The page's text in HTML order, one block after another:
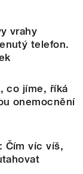
vrahy
telefon.
co jíme, říká
onemocnění
Čím víc víš,